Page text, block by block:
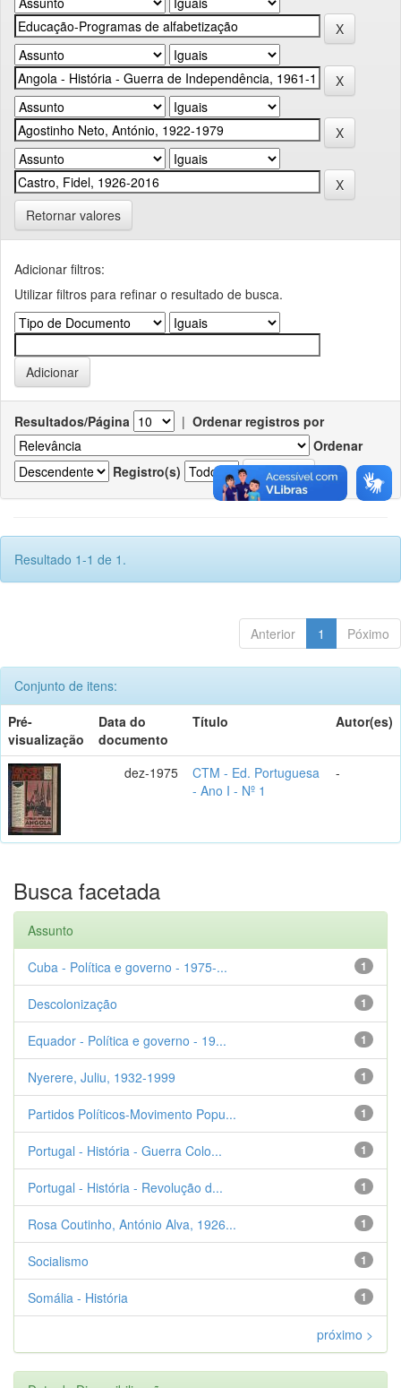
Retornar valores
Adicionar filtros:
Utilizar filtros para refinar o resultado de busca.
Resultados/Página | Ordenar registros por
Ordenar
Registro(s)
Resultado 1-1 de 1.
Anterior 1 Póximo
Conjunto de itens:
Pré-
visualização
Data do
documento
Título Autor(es)
dez-1975
CTM - Ed. Portuguesa
- Ano I - Nº 1
-
Busca facetada
Assunto
1
Cuba - Política e governo - 1975-...
1
Descolonização
1
Equador - Política e governo - 19...
1
Nyerere, Juliu, 1932-1999
1
Partidos Políticos-Movimento Popu...
1
Portugal - História - Guerra Colo...
1
Portugal - História - Revolução d...
1
Rosa Coutinho, António Alva, 1926...
1
Socialismo
1
Somália - História
próximo >